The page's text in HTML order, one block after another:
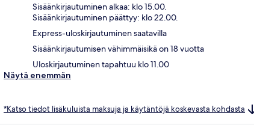
Sisäänkirjautuminen alkaa: klo 15.00.
Sisäänkirjautuminen päättyy: klo 22.00.
Express-uloskirjautuminen saatavilla
Sisäänkirjautumisen vähimmäisikä on 18 vuotta
Uloskirjautuminen tapahtuu klo 11.00
Näytä enemmän
*Katso tiedot lisäkuluista maksuja ja käytäntöjä koskevasta kohdasta